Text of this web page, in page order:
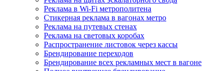
Реклама в Wi-Fi метрополитена
Стикерная реклама в вагонах метро
Реклама на путевых стенах
Реклама на световых коробах
Распространение листовок через кассы
Брендирование переходов
Брендирование всех рекламных мест в вагоне